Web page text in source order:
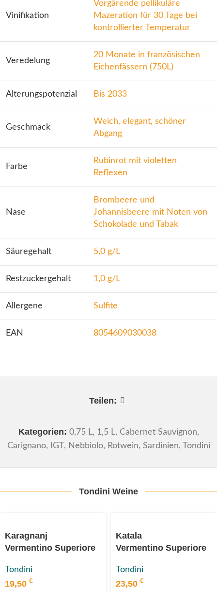
Vinifikation
Vorgärende pellikuläre
Mazeration für 30 Tage bei
kontrollierter Temperatur
Veredelung
20 Monate in französischen
Eichenfässern (750L)
Alterungspotenzial Bis 2033
Geschmack
Weich, elegant, schöner
Abgang
Farbe
Rubinrot mit violetten
Reflexen
Nase
Brombeere und
Johannisbeere mit Noten von
Schokolade und Tabak
Säuregehalt 5,0 g/L
Restzuckergehalt 1,0 g/L
Allergene Sulfite
EAN 8054609030038
Teilen:
Kategorien: 0,75 L, 1,5 L, Cabernet Sauvignon,
Carignano, IGT, Nebbiolo, Rotwein, Sardinien, Tondini
Tondini Weine
Karagnanj
Vermentino Superiore
Tondini
Tondini
19,50 €
Katala
Vermentino Superiore
Tondini
23,50 €